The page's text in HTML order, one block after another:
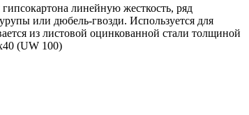
линейную жесткость, ряд
или дюбель-гвозди. Используется для
из листовой оцинкованной стали толщиной
(UW 100)